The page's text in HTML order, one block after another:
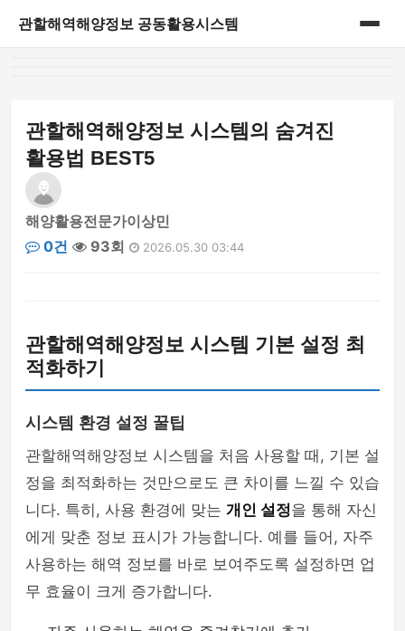
관할해역해양정보 공동활용시스템
관할해역해양정보 시스템의 숨겨진
활용법 BEST5
해양활용전문가이상민
0건
93회 2026.05.30 03:44
관할해역해양정보 시스템 기본 설정 최
적화하기
시스템 환경 설정 꿀팁
관할해역해양정보 시스템을 처음 사용할 때, 기본 설
정을 최적화하는 것만으로도 큰 차이를 느낄 수 있습
니다. 특히, 사용 환경에 맞는 개인 설정을 통해 자신
에게 맞춘 정보 표시가 가능합니다. 예를 들어, 자주
사용하는 해역 정보를 바로 보여주도록 설정하면 업
무 효율이 크게 증가합니다.